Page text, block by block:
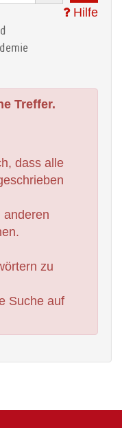
Hilfe
Treffer.
dass alle
anderen
zu
Suche auf